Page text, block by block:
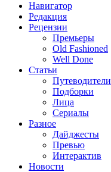
Навигатор
Редакция
Рецензии
Премьеры
Old Fashioned
Well Done
Статьи
Путеводители
Подборки
Лица
Сериалы
Разное
Дайджесты
Превью
Интерактив
Новости